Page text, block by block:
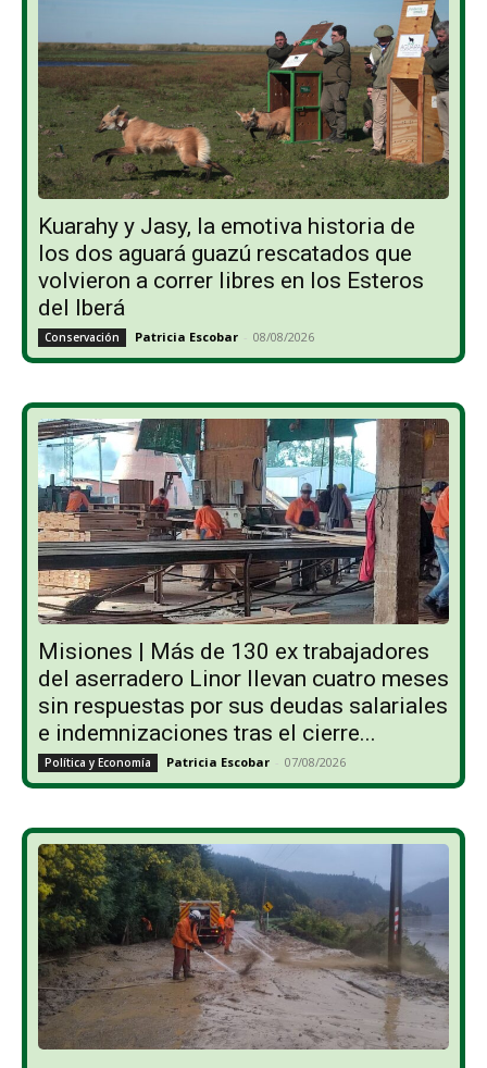
Kuarahy y Jasy, la emotiva historia de
los dos aguará guazú rescatados que
volvieron a correr libres en los Esteros
del Iberá
Conservación Patricia Escobar - 08/08/2026
Misiones | Más de 130 ex trabajadores
del aserradero Linor llevan cuatro meses
sin respuestas por sus deudas salariales
e indemnizaciones tras el cierre...
Política y Economía Patricia Escobar - 07/08/2026